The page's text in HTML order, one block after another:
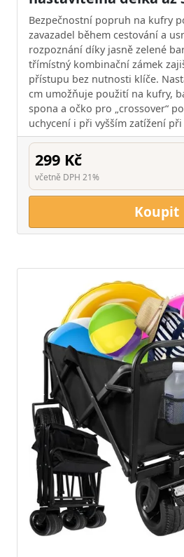
Bezpečnostní popruh na kufry
zavazadel během cestování a
rozpoznání díky jasně zelené
třímístný kombinační zámek
přístupu bez nutnosti klíče.
cm umožňuje použití na kufry,
spona a očko pro „crossover“
uchycení i při vyšším zatížení
299 Kč
včetně DPH 21%
Koupit